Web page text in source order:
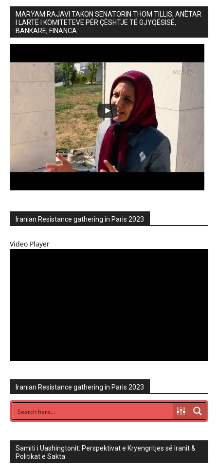
MARYAM RAJAVI TAKON SENATORIN THOM TILLIS, ANËTAR
I LARTË I KOMITETEVE PËR ÇËSHTJE TË GJYQËSISË,
BANKARË, FINANCA
Iranian Resistance gathering in Paris 2023
Video Player
Iranian Resistance gathering in Paris 2023
Samiti i Uashingtonit: Perspektivat e Kryengritjes së Iranit &
Politikat e Sakta